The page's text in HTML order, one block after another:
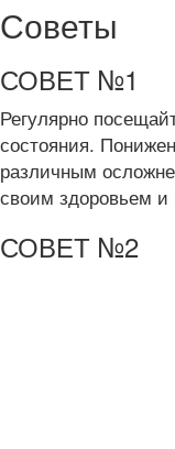
Советы
СОВЕТ №1
Регулярно
состояния.
различным
своим здоровьем и
СОВЕТ №2